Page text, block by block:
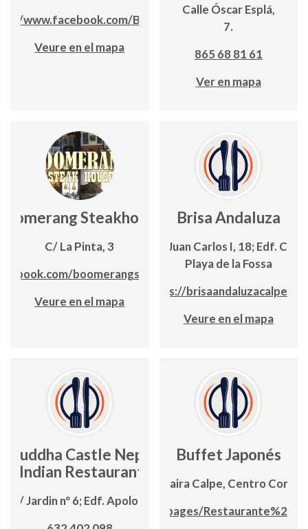
www.facebook.com/BlauMar
Veure en el mapa
Calle Óscar Esplá,
7.
865 68 81 61
Ver en mapa
Steakhouse
C/ La Pinta, 3
boomerangsteakhouse
Veure en el mapa
Brisa Andaluza
Avda. Juan Carlos I, 18; Edf.
Playa de la Fossa
https://
Veure en el mapa
Buddha Castle Nepali
& Indian Restaurant
C / Jardin nº 6; Edf. Apolo III
Buffet Japonés
Carretera Moraira Calpe, Centro
www.facebook.com/pages/